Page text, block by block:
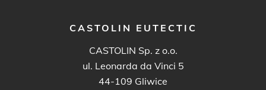
CASTOLIN EUTECTIC
CASTOLIN Sp. z o.o.
ul. Leonarda da Vinci 5
44-109 Gliwice